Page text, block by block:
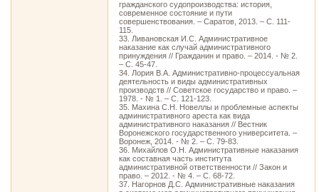
гражданского судопроизводства: история,
современное состояние и пути
совершенствования. – Саратов, 2013. – С. 111-
115.
33. Ливановская И.С. Административное
наказание как случай административного
принуждения // Гражданин и право. – 2014. - № 2.
– С. 45-47.
34. Лория В.А. Административно-процессуальная
деятельность и виды административных
производств // Советское государство и право. –
1978. - № 1. – С. 121-123.
35. Махина С.Н. Новеллы и проблемные аспекты
административного ареста как вида
административного наказания // Вестник
Воронежского государственного университета. –
Воронеж, 2014. - № 2. – С. 79-83.
36. Михайлов О.Н. Административные наказания
как составная часть института
административной ответственности // Закон и
право. – 2012. - № 4. – С. 68-72.
37. Нагорнов Д.С. Административные наказания